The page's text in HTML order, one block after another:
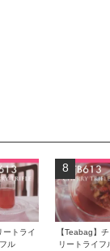
ートライ
フル
8
【Teabag】チ
リートライフ